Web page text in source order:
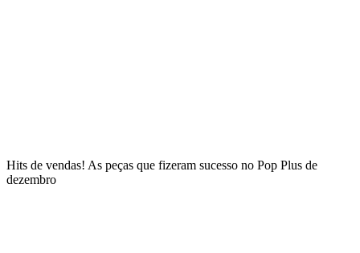
Hits de vendas! As peças que fizeram sucesso no Pop Plus de
dezembro